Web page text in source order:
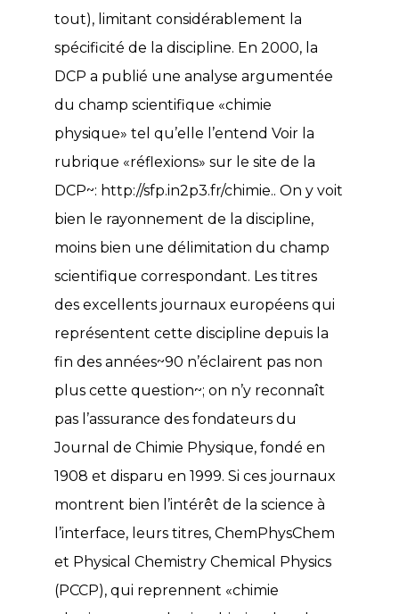
tout), limitant considérablement la
spécificité de la discipline. En 2000, la
DCP a publié une analyse argumentée
du champ scientifique «chimie
physique» tel qu’elle l’entend Voir la
rubrique «réflexions» sur le site de la
DCP~: http://sfp.in2p3.fr/chimie.. On y voit
bien le rayonnement de la discipline,
moins bien une délimitation du champ
scientifique correspondant. Les titres
des excellents journaux européens qui
représentent cette discipline depuis la
fin des années~90 n’éclairent pas non
plus cette question~; on n’y reconnaît
pas l’assurance des fondateurs du
Journal de Chimie Physique, fondé en
1908 et disparu en 1999. Si ces journaux
montrent bien l’intérêt de la science à
l’interface, leurs titres, ChemPhysChem
et Physical Chemistry Chemical Physics
(PCCP), qui reprennent «chimie